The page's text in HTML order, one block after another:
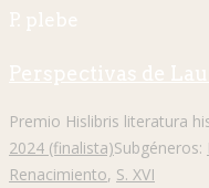
P. plebe
Perspectivas de
Premio Hislibris literatura
2024 (finalista)Subgéneros:
Renacimiento, S. XVI